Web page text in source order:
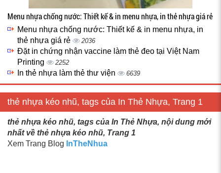
Menu nhựa chống nước: Thiết kế & in menu nhựa, in thẻ nhựa giá rẻ
Menu nhựa chống nước: Thiết kế & in menu nhựa, in
thẻ nhựa giá rẻ
2036
Đặt in chứng nhận vaccine làm thẻ đeo tại Việt Nam
Printing
2252
In thẻ nhựa làm thẻ thư viện 6639
thẻ nhựa kéo nhũ, tags của In Thẻ Nhựa, Trang 1
thẻ nhựa kéo nhũ, tags của In Thẻ Nhựa, nội dung mới
nhất về thẻ nhựa kéo nhũ, Trang 1
Xem Trang Blog InTheNhua